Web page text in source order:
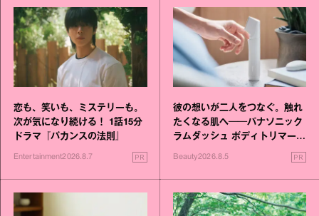
恋も、笑いも、ミステリーも。
次が気になり続ける！ 1話15分
ドラマ『バカンスの法則』
Entertainment2026.8.7 PR
彼の想いが二人をつなぐ。触れ
たくなる肌へ──パナソニック
ラムダッシュ ボディトリマーが
Beauty2026.8.5 PR